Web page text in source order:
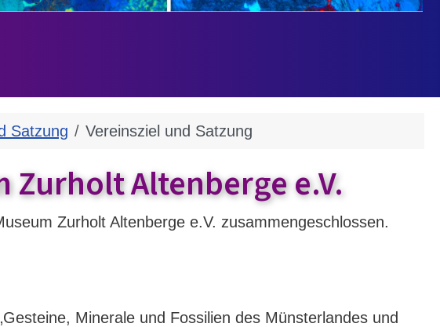
Satzung Vereinsziel und Satzung
Zurholt Altenberge e.V.
Zurholt Altenberge e.V. zusammengeschlossen.
Minerale und Fossilien des Münsterlandes und